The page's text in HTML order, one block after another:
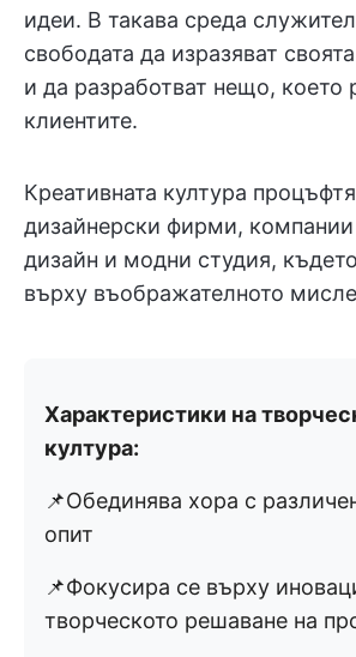
идеи. В такава среда
свободата да изразяват
и да разработват нещо, което
клиентите.
Креативната култура
дизайнерски фирми, компании
дизайн и модни студия,
върху въображателното
Характеристики на
култура:
📌Обединява хора с
опит
📌Фокусира се върху
творческото решаване на